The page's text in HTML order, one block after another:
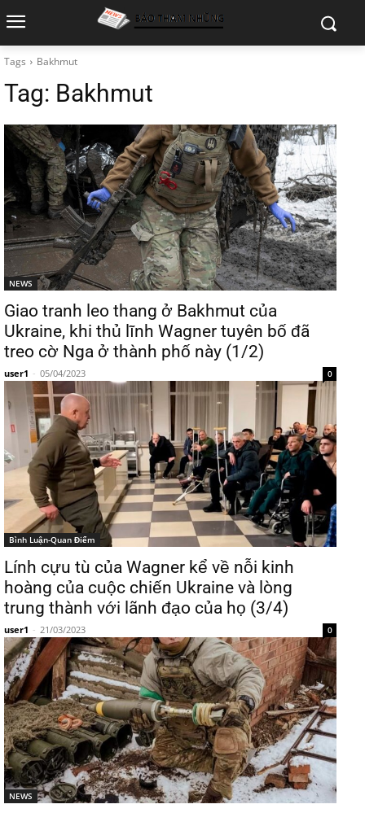
Tags Bakhmut
Tag: Bakhmut
NEWS
Giao tranh leo thang ở Bakhmut của
Ukraine, khi thủ lĩnh Wagner tuyên bố đã
treo cờ Nga ở thành phố này (1/2)
user1 - 05/04/2023 0
Bình Luận-Quan Điểm
Lính cựu tù của Wagner kể về nỗi kinh
hoàng của cuộc chiến Ukraine và lòng
trung thành với lãnh đạo của họ (3/4)
user1 - 21/03/2023 0
NEWS